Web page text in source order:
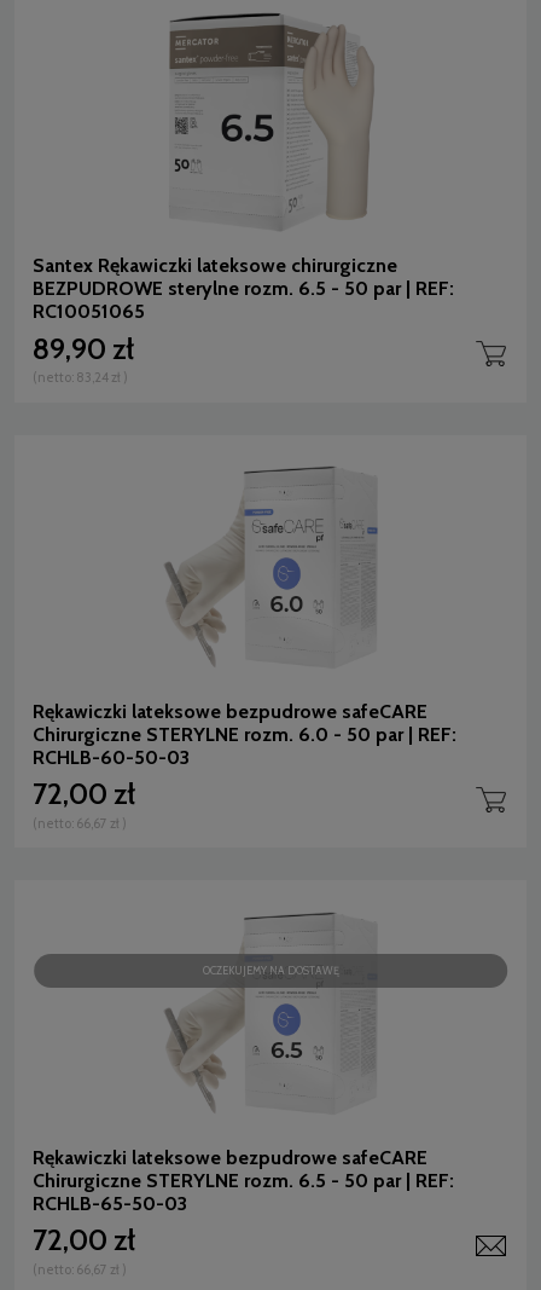
Santex Rękawiczki lateksowe chirurgiczne
BEZPUDROWE sterylne rozm. 6.5 - 50 par | REF:
RC10051065
89,90 zł
(netto: 83,24 zł )
Rękawiczki lateksowe bezpudrowe safeCARE
Chirurgiczne STERYLNE rozm. 6.0 - 50 par | REF:
RCHLB-60-50-03
72,00 zł
(netto: 66,67 zł )
Rękawiczki lateksowe bezpudrowe safeCARE
Chirurgiczne STERYLNE rozm. 6.5 - 50 par | REF:
RCHLB-65-50-03
72,00 zł
(netto: 66,67 zł )
OCZEKUJEMY NA DOSTAWĘ